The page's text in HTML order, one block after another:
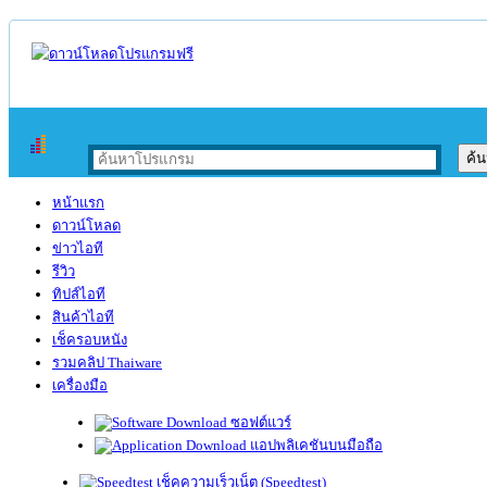
หน้าแรก
ดาวน์โหลด
ข่าวไอที
รีวิว
ทิปส์ไอที
สินค้าไอที
เช็ครอบหนัง
รวมคลิป Thaiware
เครื่องมือ
ซอฟต์แวร์
แอปพลิเคชันบนมือถือ
เช็คความเร็วเน็ต (Speedtest)